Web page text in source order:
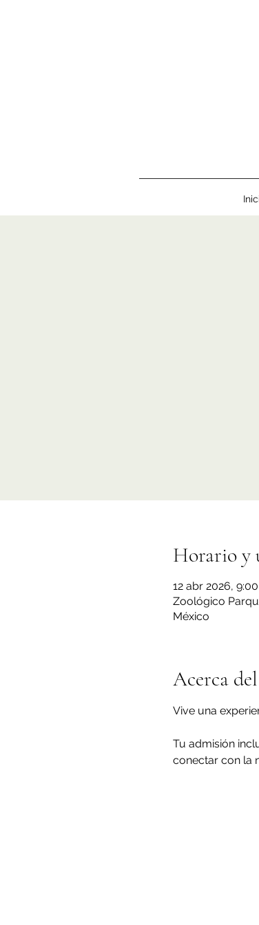
Horario y
12 abr 2026,
Zoológico
México
Acerca
Vive una
Tu admisión
conectar con la